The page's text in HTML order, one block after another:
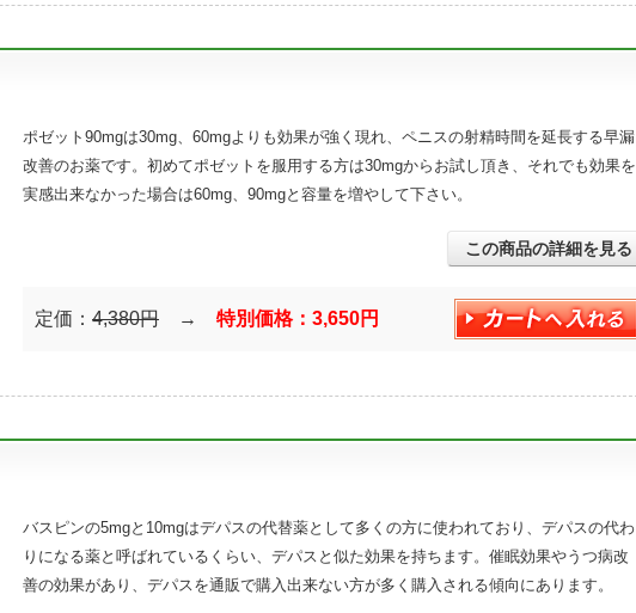
ポゼット90mgは30mg、60mgよりも効果が強く現れ、ペニスの射精時間を延長する早漏
改善のお薬です。初めてポゼットを服用する方は30mgからお試し頂き、それでも効果を
実感出来なかった場合は60mg、90mgと容量を増やして下さい。
この商品の詳細を見る
定価： 4,380円 → 特別価格：3,650円
バスピンの5mgと10mgはデパスの代替薬として多くの方に使われており、デパスの代わ
りになる薬と呼ばれているくらい、デパスと似た効果を持ちます。催眠効果やうつ病改
善の効果があり、デパスを通販で購入出来ない方が多く購入される傾向にあります。